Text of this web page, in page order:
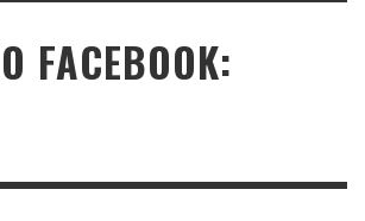
FACEBOOK: